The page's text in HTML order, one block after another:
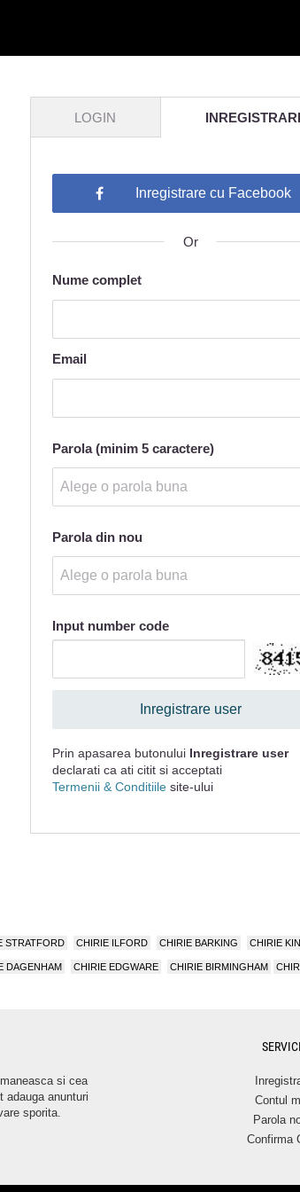
LOGIN
Inregistrare cu Facebook
Or
Your
details
Nume complet
Email
Parola (minim 5 caractere)
Parola din nou
Input number code
Inregistrare user
Prin apasarea butonului Inregistrare user
declarati ca ati citit si acceptati
Termenii & Conditiilesite-ului
STRATFORD CHIRIE ILFORD CHIRIE BARKING CHIRIE
DAGENHAM CHIRIE EDGWARE CHIRIE BIRMINGHAM
si cea
adauga anunturi
sporita.
Contul
Parola
Confirma